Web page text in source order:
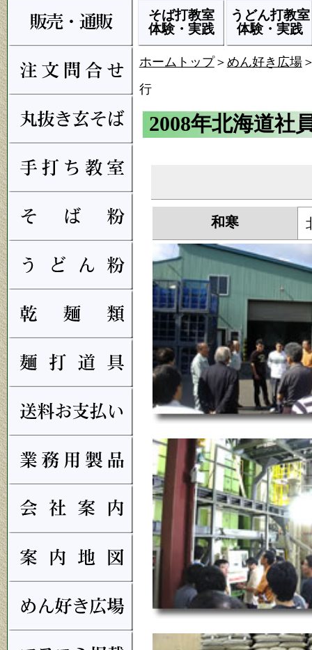
そば打教室
体験・実践
うどん打教室
体験・実践
ホームトップ＞ めん好き広場
行
2008年北海道社
和寒